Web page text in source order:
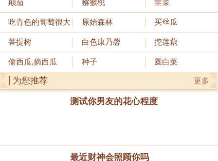
颠茄 猕猴桃 韭菜
吃青色的葡萄很大 原始森林 买丝瓜
菩提树 白色康乃馨 挖莲藕
偷西瓜,摘西瓜 种子 圆白菜
更多
为您推荐
测试你男友的花心程度
最近财神会照顾你吗